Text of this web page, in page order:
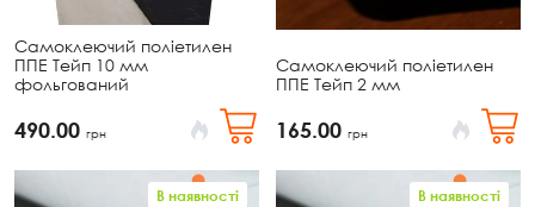
Самоклеючий поліетилен
ППЕ Тейп 10 мм
фольгований
490.00 грн
Самоклеючий поліетилен
ППЕ Тейп 2 мм
165.00 грн
В наявності В наявності